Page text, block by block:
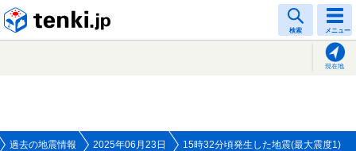
検索 メニュー
現在地
過去の地震情報 2025年06月23日 15時32分頃発生した地震(最大震度1)